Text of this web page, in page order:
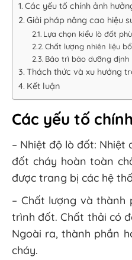
Các yếu tố chính ảnh
Giải pháp nâng cao hiệu
Lựa chọn kiểu lò đốt
Chất lượng nhiên liệu
Bảo trì bảo dưỡng định
Thách thức và xu hướng
Kết luận
Các yếu tố
– Nhiệt độ lò đốt:
đốt cháy hoàn toàn
được trang bị các hệ
– Chất lượng và thành
trình đốt. Chất thải có
Ngoài ra, thành phần
cháy.